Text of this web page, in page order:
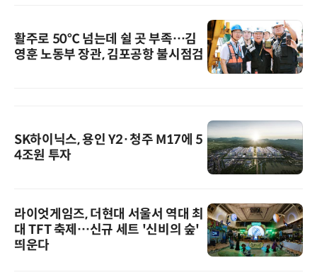
활주로 50℃ 넘는데 쉴 곳 부족…김
영훈 노동부 장관, 김포공항 불시점검
SK하이닉스, 용인 Y2·청주 M17에 5
4조원 투자
라이엇게임즈, 더현대 서울서 역대 최
대 TFT 축제…신규 세트 '신비의 숲'
띄운다